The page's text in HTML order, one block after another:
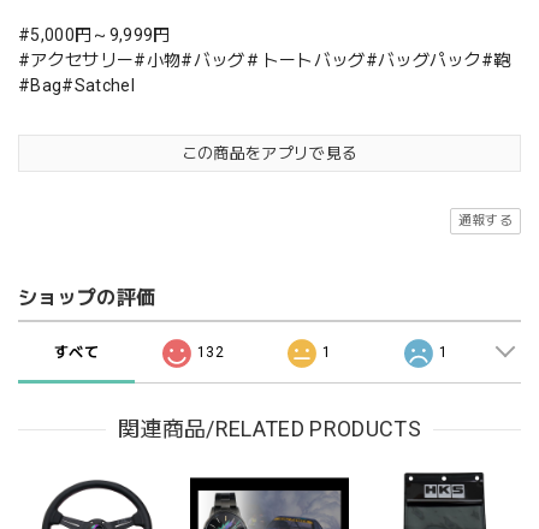
#5,000円～9,999円
#アクセサリー#小物#バッグ＃トートバッグ#バッグパック#鞄
#Bag#Satchel
この商品をアプリで見る
通報する
ショップの評価
すべて 132 1 1
関連商品/RELATED PRODUCTS